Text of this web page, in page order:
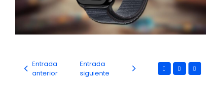
Entrada
anterior
Entrada
siguiente